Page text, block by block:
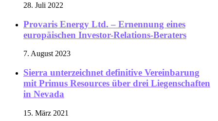
28. Juli 2022
Provaris Energy Ltd. – Ernennung eines
europäischen Investor-Relations-Beraters
7. August 2023
Sierra unterzeichnet definitive Vereinbarung
mit Primus Resources über drei Liegenschaften
in Nevada
15. März 2021